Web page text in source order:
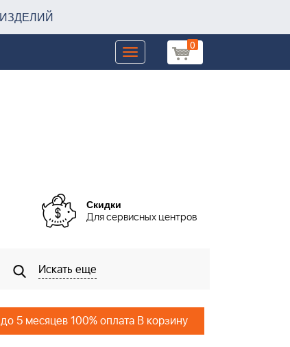
0
Toggle
navigation
Скидки
Для сервисных центров
Искать еще
5 месяцев 100% оплата В корзину